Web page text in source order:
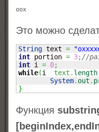
Это можно
String text =
int portion = 3;//
int i = 0;
while(i text. length
System. out .
}
Функция